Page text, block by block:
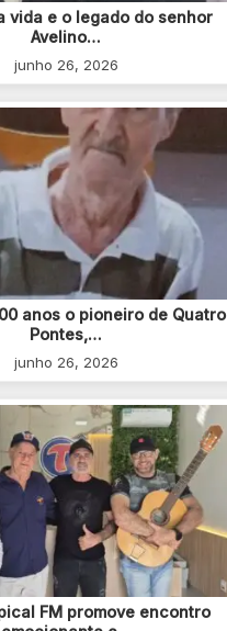
vida e o legado do senhor
Avelino…
junho 26, 2026
anos o pioneiro de Quatro
Pontes,…
junho 26, 2026
FM promove encontro